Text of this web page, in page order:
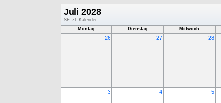
Juli 2028
SE_ZL Kalender
Montag
Dienstag Mittwoch
26 27 28
3 4 5